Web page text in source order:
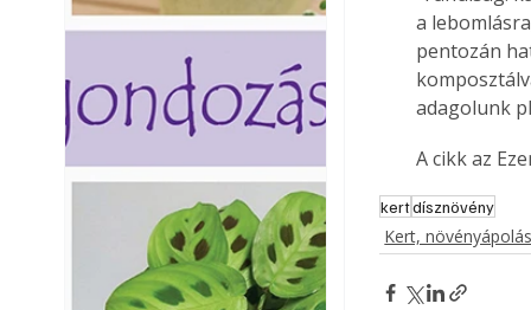
a
pentozán
adagolunk
A cikk az
kertdísznövény
Kert, növényápolás